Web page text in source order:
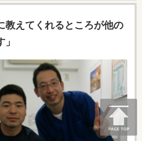
教えてくれるところが他の